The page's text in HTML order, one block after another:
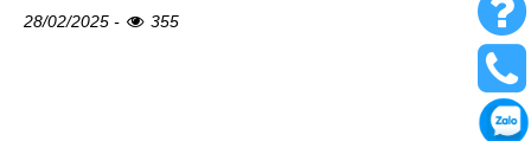
28/02/2025 - 355